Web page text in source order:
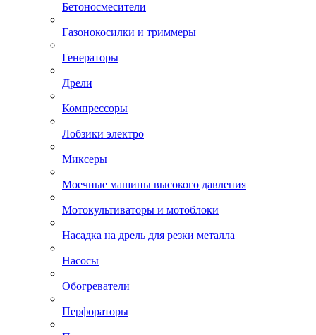
Бетоносмесители
Газонокосилки и триммеры
Генераторы
Дрели
Компрессоры
Лобзики электро
Миксеры
Моечные машины высокого давления
Мотокультиваторы и мотоблоки
Насадка на дрель для резки металла
Насосы
Обогреватели
Перфораторы